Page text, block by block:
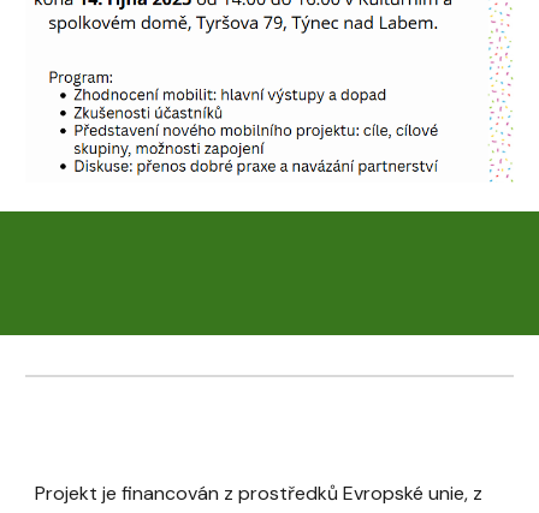
Projekt je financován z prostředků Evropské unie, z